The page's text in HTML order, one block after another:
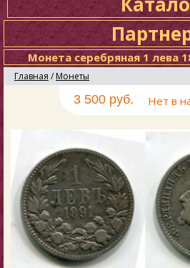
Монета серебряная 1 лева
Главная / Монеты
3 500 руб. Нет в